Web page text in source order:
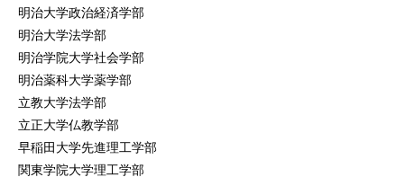
明治大学政治経済学部
明治大学法学部
明治学院大学社会学部
明治薬科大学薬学部
立教大学法学部
立正大学仏教学部
早稲田大学先進理工学部
関東学院大学理工学部